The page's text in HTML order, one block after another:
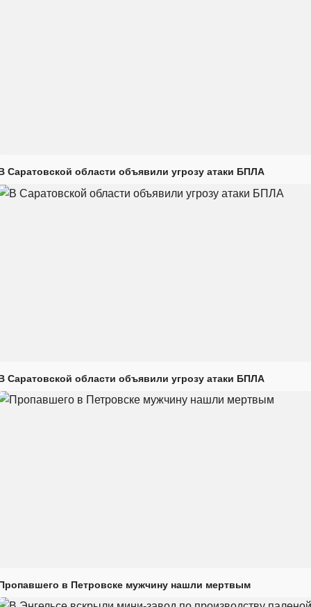
Саратовской области объявили угрозу атаки БПЛА
Саратовской области объявили угрозу атаки БПЛА
в Петровске мужчину нашли мертвым